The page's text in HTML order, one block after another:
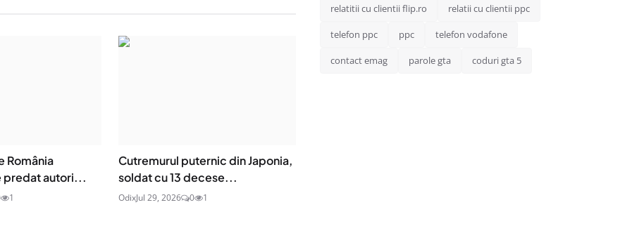
România
predat autori...
1
Cutremurul puternic din Japonia,
soldat cu 13 decese...
OdixJul 29, 2026 0 1
relatitii cu clientii flip.ro relatii cu clientii ppc
telefon ppc ppc telefon vodafone
contact emag parole gta coduri gta 5